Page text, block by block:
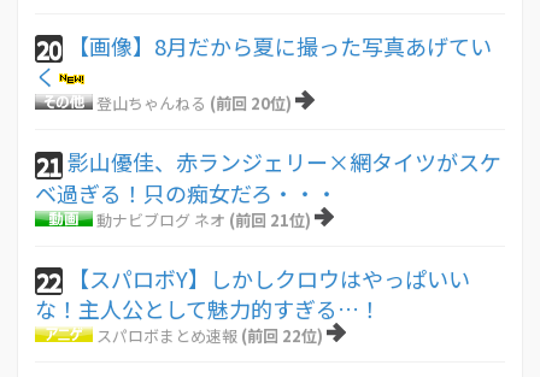
20
【画像】8月だから夏に撮った写真あげてい
く
登山ちゃんねる (前回 20位)
21影山優佳、赤ランジェリー×網タイツがスケ
ベ過ぎる！只の痴女だろ・・・
動ナビブログ ネオ (前回 21位)
22
【スパロボY】しかしクロウはやっぱいい
な！主人公として魅力的すぎる…！
スパロボまとめ速報 (前回 22位)